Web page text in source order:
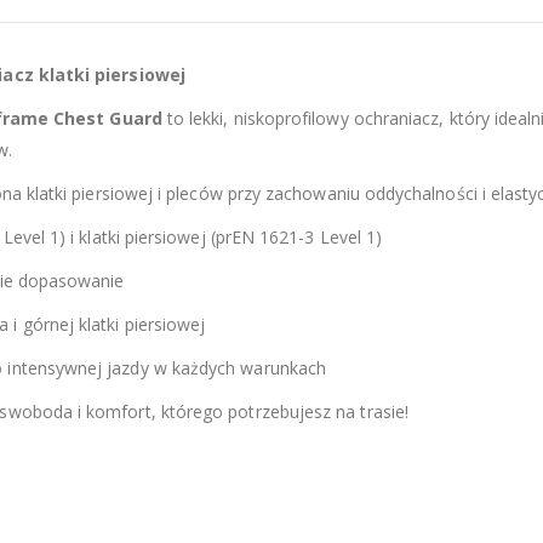
klatki piersiowej
Chest Guard to lekki, niskoprofilowy ochraniacz, który
klatki piersiowej i pleców przy zachowaniu oddychalności i
1) i klatki piersiowej (prEN 1621-3 Level 1)
dopasowanie
i górnej klatki piersiowej
jazdy w każdych warunkach
i komfort, którego potrzebujesz na trasie!